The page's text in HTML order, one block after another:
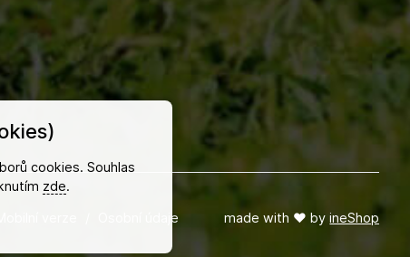
made with ❤ byineShop
Osobní údaje
cookies. Souhlas
zde.